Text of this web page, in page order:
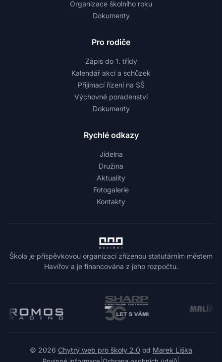
Organizace školního roku
Dokumenty
Pro rodiče
Zápis do 1. třídy
Kalendář akcí a schůzek
Přijímací řízení na SŠ
Výchovné poradenství
Dokumenty
Rychlé odkazy
Jídelna
Družina
Aktuality
Fotogalerie
Kontakty
Škola je příspěvkovou organizací zřízenou statutárním městem
Havířov a je financována z jeho rozpočtu.
© 2026 Chytrý web pro školy 2.0 od Marek Liška